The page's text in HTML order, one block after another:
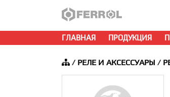
ГЛАВНАЯ ПРОДУКЦИЯ
/ РЕЛЕ И АКСЕССУАРЫ /